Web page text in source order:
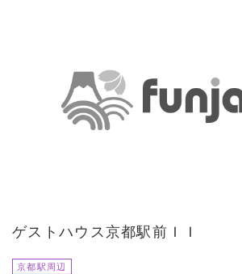
ゲストハウス京都駅前ＩＩ
京都駅周辺